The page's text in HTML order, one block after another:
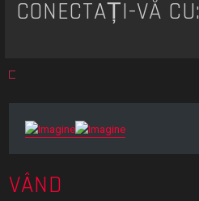
CONECTAȚI-VĂ CU:
VÂND